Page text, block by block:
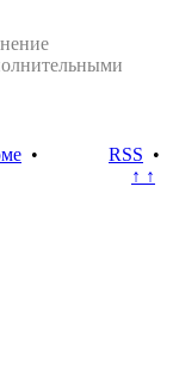
•
RSS •
↑ ↑